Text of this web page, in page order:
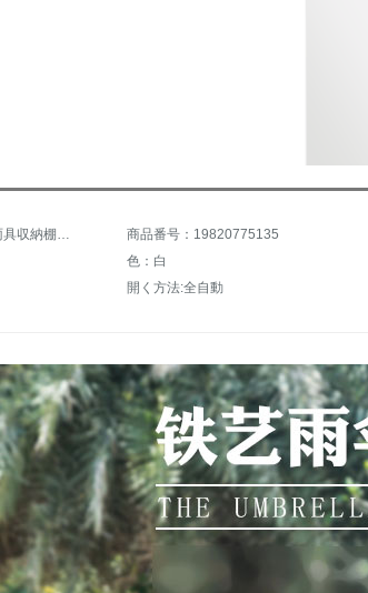
商品番号：19820775135
色：白
開く方法:全自動